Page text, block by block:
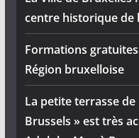
centre historique de
Formations
Région bruxelloise
La petite terrasse de
Brussels » est très